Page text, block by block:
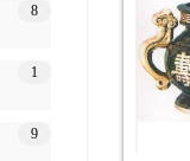
8
1
9